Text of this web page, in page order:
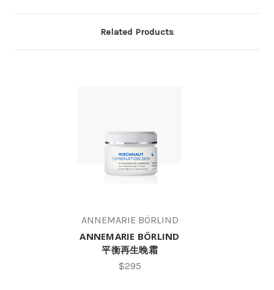
Related Products
ANNEMARIE BÖRLIND
ANNEMARIE BÖRLIND
平衡再生晚霜
$295